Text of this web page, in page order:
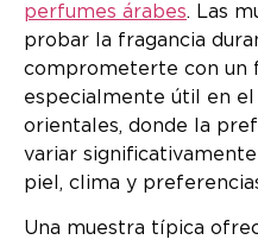
perfumes árabes. Las
probar la fragancia
comprometerte con un
especialmente útil en
orientales, donde la
variar
piel, clima y
Una muestra típica